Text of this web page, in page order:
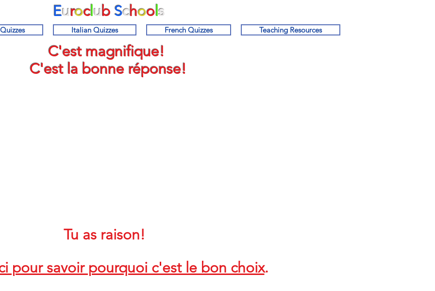
EuroclubSchools
Italian Quizzes French Quizzes Teaching Resources
C'est magnifique!
C'est la bonne réponse!
Tu as raison!
pour savoir pourquoi c'est le bon choix.